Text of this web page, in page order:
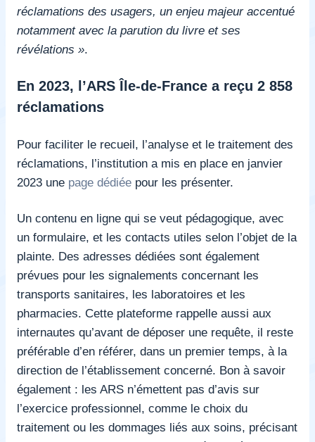
réclamations des usagers, un enjeu majeur accentué
notamment avec la parution du livre et ses
révélations ».
En 2023, l’ARS Île-de-France a reçu 2 858
réclamations
Pour faciliter le recueil, l’analyse et le traitement des
réclamations, l’institution a mis en place en janvier
2023 une page dédiée pour les présenter.
Un contenu en ligne qui se veut pédagogique, avec
un formulaire, et les contacts utiles selon l’objet de la
plainte. Des adresses dédiées sont également
prévues pour les signalements concernant les
transports sanitaires, les laboratoires et les
pharmacies. Cette plateforme rappelle aussi aux
internautes qu’avant de déposer une requête, il reste
préférable d’en référer, dans un premier temps, à la
direction de l’établissement concerné. Bon à savoir
également : les ARS n’émettent pas d’avis sur
l’exercice professionnel, comme le choix du
traitement ou les dommages liés aux soins, précisant